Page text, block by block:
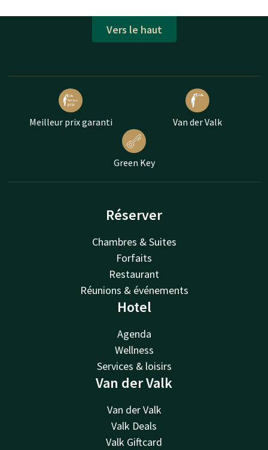
Vers le haut
Meilleur prix garanti Van der Valk
Green Key
Réserver
Chambres & Suites
Forfaits
Restaurant
Réunions & événements
Hotel
Agenda
Wellness
Services & loisirs
Van der Valk
Van der Valk
Valk Deals
Valk Giftcard